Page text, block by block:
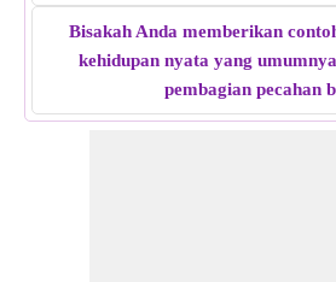
18/6 = 15/7
Pembagian pecahan yang benar dari
Bisakah Anda memberikan
kehidupan nyata yang
pembagian pecahan